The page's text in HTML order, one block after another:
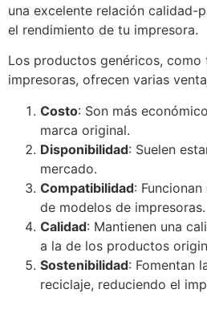
una excelente relación calidad-
el rendimiento de tu impresora.
Los productos genéricos, como
impresoras, ofrecen varias
Costo: Son más
marca original.
Disponibilidad: Suelen
mercado.
Compatibilidad:
de modelos de impresoras.
Calidad: Mantienen una
a la de los productos
Sostenibilidad: Fomentan
reciclaje, reduciendo el